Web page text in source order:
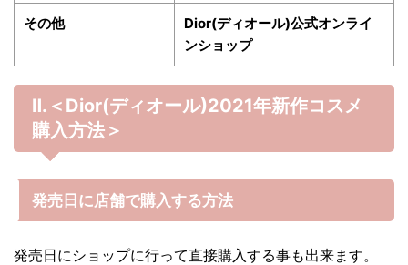
その他
Dior(ディオール)公式オンライ
ンショップ
Ⅱ.＜Dior(ディオール)2021年新作コスメ
購入方法＞
発売日に店舗で購入する方法
発売日にショップに行って直接購入する事も出来ます。